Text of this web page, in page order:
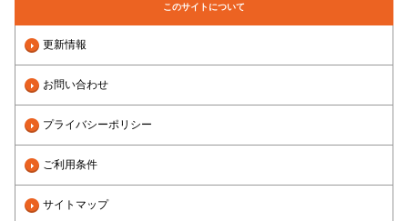
このサイトについて
更新情報
お問い合わせ
プライバシーポリシー
ご利用条件
サイトマップ